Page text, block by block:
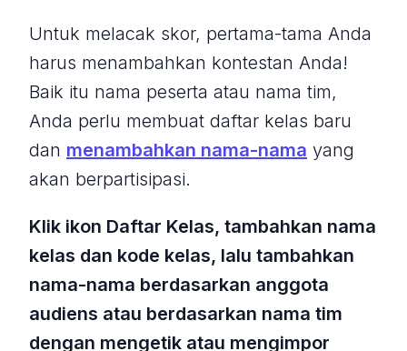
Untuk melacak skor, pertama-tama Anda
harus menambahkan kontestan Anda!
Baik itu nama peserta atau nama tim,
Anda perlu membuat daftar kelas baru
dan menambahkan nama-nama yang
akan berpartisipasi.
Klik ikon Daftar Kelas, tambahkan nama
kelas dan kode kelas, lalu tambahkan
nama-nama berdasarkan anggota
audiens atau berdasarkan nama tim
dengan mengetik atau mengimpor